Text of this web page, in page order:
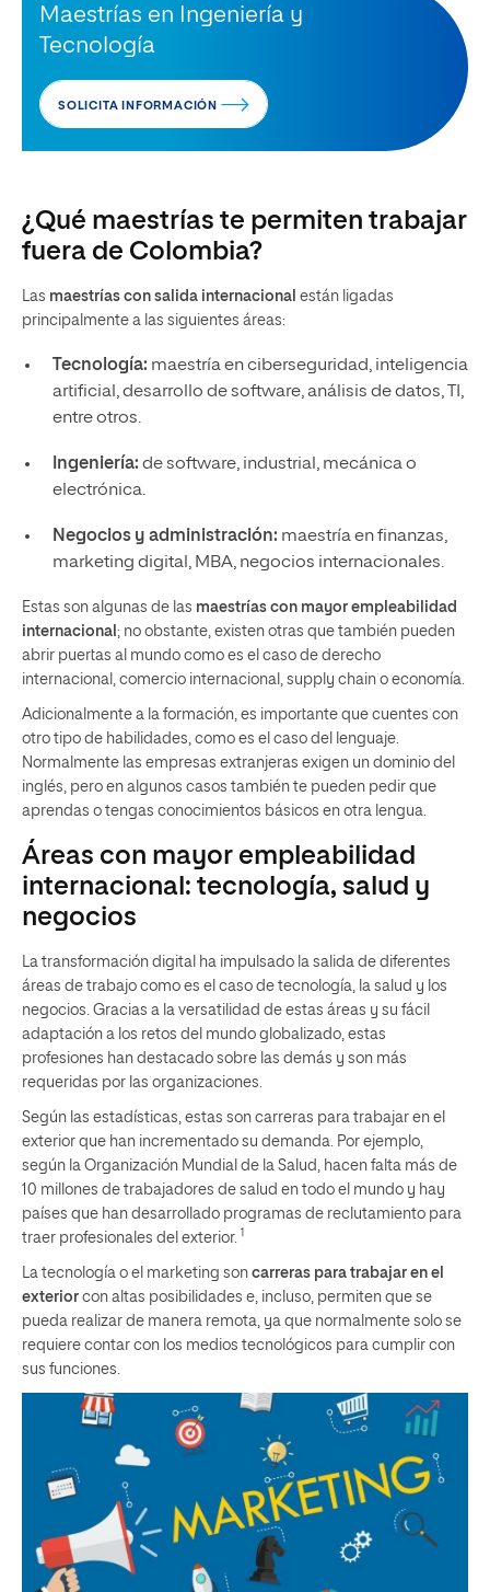
Maestrías en Ingeniería y
Tecnología
SOLICITA INFORMACIÓN
¿Qué maestrías te permiten trabajar
fuera de Colombia?
Las maestrías con salida internacional están ligadas
principalmente a las siguientes áreas:
Tecnología: maestría en ciberseguridad, inteligencia
artificial, desarrollo de software, análisis de datos, TI,
entre otros.
Ingeniería: de software, industrial, mecánica o
electrónica.
Negocios y administración: maestría en finanzas,
marketing digital, MBA, negocios internacionales.
Estas son algunas de las maestrías con mayor empleabilidad
internacional ; no obstante, existen otras que también pueden
abrir puertas al mundo como es el caso de derecho
internacional, comercio internacional, supply chain o economía.
Adicionalmente a la formación, es importante que cuentes con
otro tipo de habilidades, como es el caso del lenguaje.
Normalmente las empresas extranjeras exigen un dominio del
inglés, pero en algunos casos también te pueden pedir que
aprendas o tengas conocimientos básicos en otra lengua.
Áreas con mayor empleabilidad
internacional: tecnología, salud y
negocios
La transformación digital ha impulsado la salida de diferentes
áreas de trabajo como es el caso de tecnología, la salud y los
negocios. Gracias a la versatilidad de estas áreas y su fácil
adaptación a los retos del mundo globalizado, estas
profesiones han destacado sobre las demás y son más
requeridas por las organizaciones.
Según las estadísticas, estas son carreras para trabajar en el
exterior que han incrementado su demanda. Por ejemplo,
según la Organización Mundial de la Salud, hacen falta más de
10 millones de trabajadores de salud en todo el mundo y hay
países que han desarrollado programas de reclutamiento para
traer profesionales del exterior. 1
La tecnología o el marketing son carreras para trabajar en el
exterior con altas posibilidades e, incluso, permiten que se
pueda realizar de manera remota, ya que normalmente solo se
requiere contar con los medios tecnológicos para cumplir con
sus funciones.